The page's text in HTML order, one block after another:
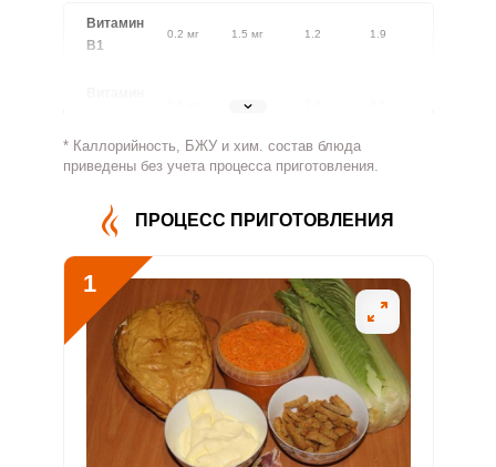
Витамин
В1
0.2 мг 1.5 мг 1.2 1.9
1.8 мг
Витамин
193.1 мг 500 мг 3.1 4.8
Витамин
В5
Витамин
В6
1.1 мг 2 мг 4.6 7.2
Витамин
27.6 мкг 400 мкг 0.9
0.7 мкг 3 мкг 2
* Каллорийность, БЖУ и хим. состав блюда
приведены без учета процесса приготовления.
ПРОЦЕСС ПРИГОТОВЛЕНИЯ
1